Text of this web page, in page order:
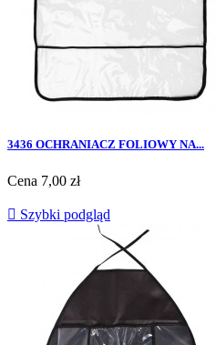
3436 OCHRANIACZ FOLIOWY NA...
Cena 7,00 zł
 Szybki podgląd